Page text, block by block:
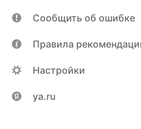
Сообщить об ошибке
Правила
Настройки
ya.ru